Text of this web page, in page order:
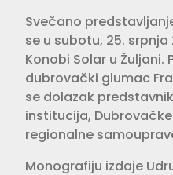
Svečano
se u subotu, 25.
Konobi Solar u Žuljani.
dubrovački glumac
se dolazak
institucija,
regionalne
Monografiju izdaje